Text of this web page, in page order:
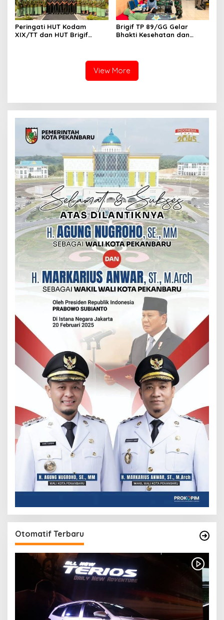
Peringati HUT Kodam
XIX/TT dan HUT Brigif
Brigif TP 89/GG Gelar
Bhakti Kesehatan dan
XIX/Tuanku Tambusai dan
HUT ke-1 Brigif TP 89/GG
View More
Otomatif Terbaru